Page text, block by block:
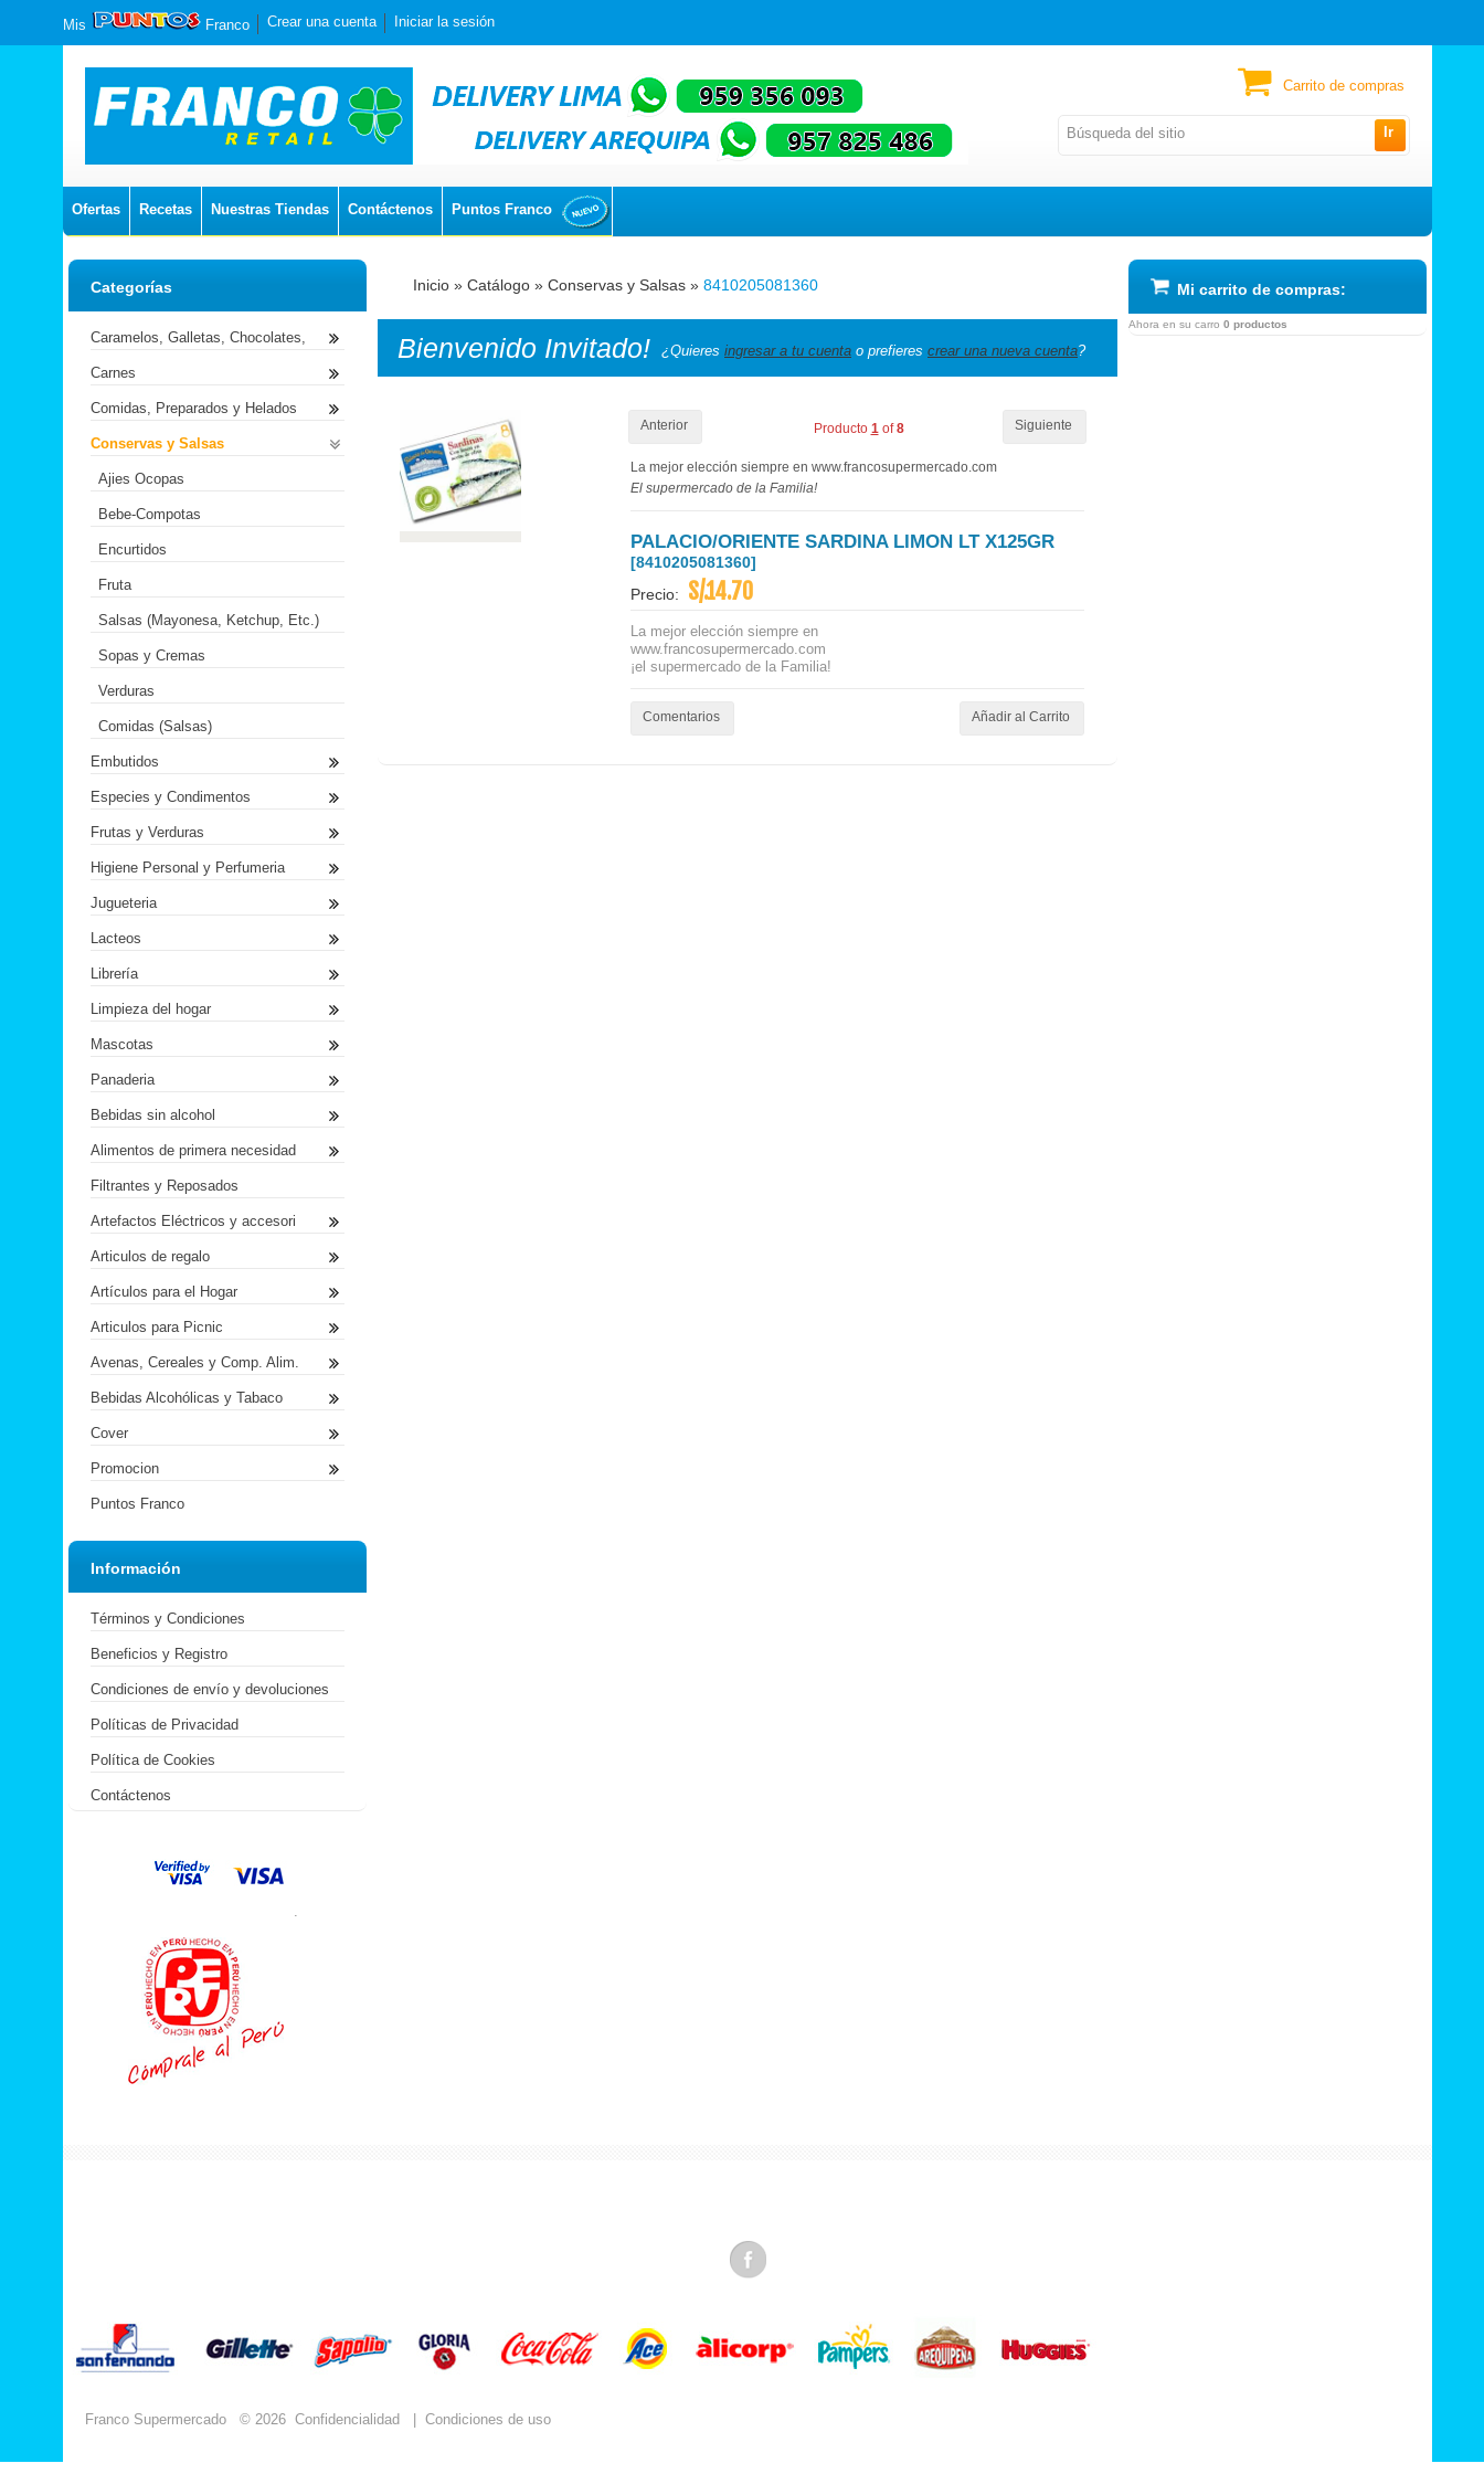
Ir
Mis Franco Crear una cuenta Iniciar la sesión
Ofertas Recetas Nuestras Tiendas Contáctenos Puntos Franco
Carrito de compras
Inicio » Catálogo » Conservas y Salsas » 8410205081360
Bienvenido Invitado! ¿Quieres ingresar a tu cuenta o prefieres crear una nueva cuenta?
Anterior Siguiente
Producto 1 of8
La mejor elección siempre en www.francosupermercado.com
El supermercado de la Familia!
PALACIO/ORIENTE SARDINA LIMON LT X125GR
[8410205081360]
Precio: S/.14.70
La mejor elección siempre en
www.francosupermercado.com
¡el supermercado de la Familia!
Comentarios Añadir al Carrito
Categorías
Caramelos, Galletas, Chocolates,
Carnes
Comidas, Preparados y Helados
Conservas y Salsas
Ajies Ocopas
Bebe-Compotas
Encurtidos
Fruta
Salsas (Mayonesa, Ketchup, Etc.)
Sopas y Cremas
Verduras
Comidas (Salsas)
Embutidos
Especies y Condimentos
Frutas y Verduras
Higiene Personal y Perfumeria
Jugueteria
Lacteos
Librería
Limpieza del hogar
Mascotas
Panaderia
Bebidas sin alcohol
Alimentos de primera necesidad
Filtrantes y Reposados
Artefactos Eléctricos y accesori
Articulos de regalo
Artículos para el Hogar
Articulos para Picnic
Avenas, Cereales y Comp. Alim.
Bebidas Alcohólicas y Tabaco
Cover
Promocion
Puntos Franco
Información
Términos y Condiciones
Beneficios y Registro
Condiciones de envío y devoluciones
Políticas de Privacidad
Política de Cookies
Contáctenos
.
Mi carrito de compras:
Ahora en su carro 0 productos
Franco Supermercado © 2026 Confidencialidad Condiciones de uso